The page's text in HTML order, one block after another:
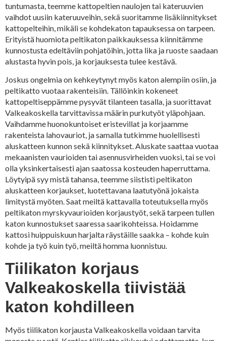
tuntumasta, teemme kattopeltien naulojen tai kateruuvien
vaihdot uusiin kateruuveihin, sekä suoritamme lisäkiinnitykset
kattopelteihin, mikäli se kohdekaton tapauksessa on tarpeen.
Erityistä huomiota peltikaton paikkauksessa kiinnitämme
kunnostusta edeltäviin pohjatöihin, jotta lika ja ruoste saadaan
alustasta hyvin pois, ja korjauksesta tulee kestävä.
Joskus ongelmia on kehkeytynyt myös katon alempiin osiin, ja
peltikatto vuotaa rakenteisiin. Tällöinkin kokeneet
kattopeltiseppämme pysyvät tilanteen tasalla, ja suorittavat
Valkeakoskella tarvittavissa määrin purkutyöt yläpohjaan.
Vaihdamme huonokuntoiset eristevillat ja korjaamme
rakenteista lahovauriot, ja samalla tutkimme huolellisesti
aluskatteen kunnon sekä kiinnitykset. Aluskate saattaa vuotaa
mekaanisten vaurioiden tai asennusvirheiden vuoksi, tai se voi
olla yksinkertaisesti ajan saatossa kosteuden haperruttama.
Löytyipä syy mistä tahansa, teemme siististi peltikaton
aluskatteen korjaukset, luotettavana laatutyönä jokaista
limitystä myöten. Saat meiltä kattavalla toteutuksella myös
peltikaton myrskyvaurioiden korjaustyöt, sekä tarpeen tullen
katon kunnostukset saaressa saarikohteissa. Hoidamme
kattosi huippuiskuun harjalta räystäille saakka – kohde kuin
kohde ja työ kuin työ, meiltä homma luonnistuu.
Tiilikaton korjaus
Valkeakoskella tiivistää
katon kohdilleen
Myös tiilikaton korjausta Valkeakoskella voidaan tarvita